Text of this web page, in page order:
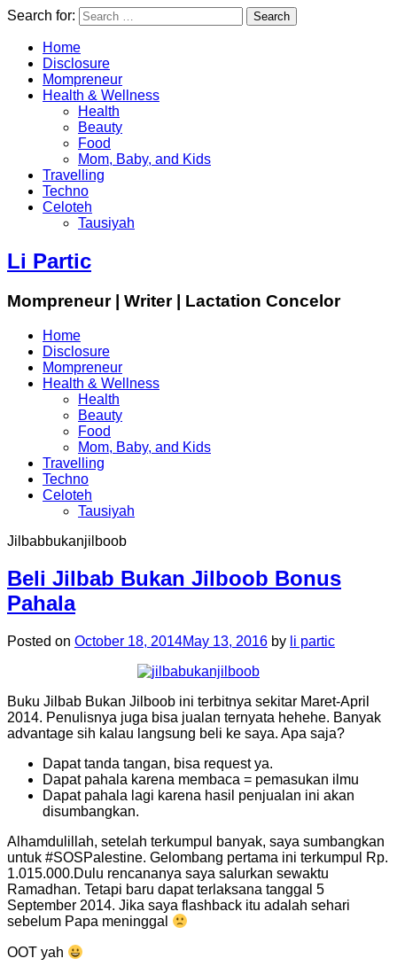
Search for:
Home
Disclosure
Mompreneur
Health & Wellness
Health
Beauty
Food
Mom, Baby, and Kids
Travelling
Techno
Celoteh
Tausiyah
Li Partic
Mompreneur | Writer | Lactation Concelor
Home
Disclosure
Mompreneur
Health & Wellness
Health
Beauty
Food
Mom, Baby, and Kids
Travelling
Techno
Celoteh
Tausiyah
Jilbabbukanjilboob
Beli Jilbab Bukan Jilboob Bonus
Pahala
Posted on October 18, 2014May 13, 2016 by li partic
Buku Jilbab Bukan Jilboob ini terbitnya sekitar Maret-April
2014. Penulisnya juga bisa jualan ternyata hehehe. Banyak
advantage sih kalau langsung beli ke saya. Apa saja?
Dapat tanda tangan, bisa request ya.
Dapat pahala karena membaca = pemasukan ilmu
Dapat pahala lagi karena hasil penjualan ini akan
disumbangkan.
Alhamdulillah, setelah terkumpul banyak, saya sumbangkan
untuk #SOSPalestine. Gelombang pertama ini terkumpul Rp.
1.015.000.Dulu rencananya saya salurkan sewaktu
Ramadhan. Tetapi baru dapat terlaksana tanggal 5
September 2014. Jika saya flashback itu adalah sehari
sebelum Papa meninggal
OOT yah